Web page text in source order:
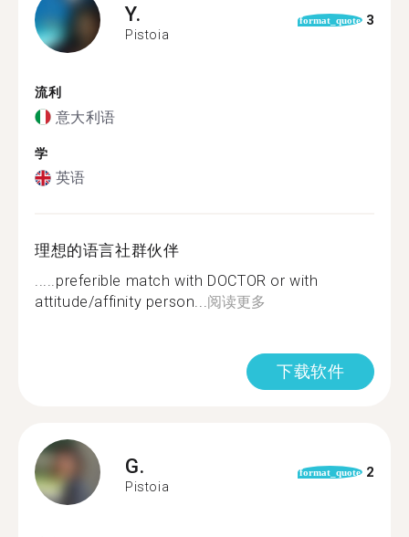
Y.
Pistoia
format_quote 3
流利
意大利语
学
英语
理想的语言社群伙伴
.....preferible match with DOCTOR or with
attitude/affinity person...阅读更多
下载软件
G.
Pistoia
format_quote 2